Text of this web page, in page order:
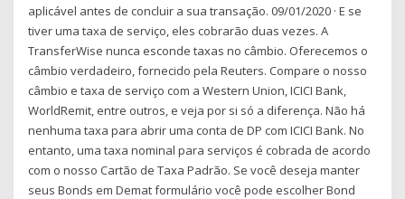
aplicável antes de concluir a sua transação. 09/01/2020 · E se
tiver uma taxa de serviço, eles cobrarão duas vezes. A
TransferWise nunca esconde taxas no câmbio. Oferecemos o
câmbio verdadeiro, fornecido pela Reuters. Compare o nosso
câmbio e taxa de serviço com a Western Union, ICICI Bank,
WorldRemit, entre outros, e veja por si só a diferença. Não há
nenhuma taxa para abrir uma conta de DP com ICICI Bank. No
entanto, uma taxa nominal para serviços é cobrada de acordo
com o nosso Cartão de Taxa Padrão. Se você deseja manter
seus Bonds em Demat formulário você pode escolher Bond